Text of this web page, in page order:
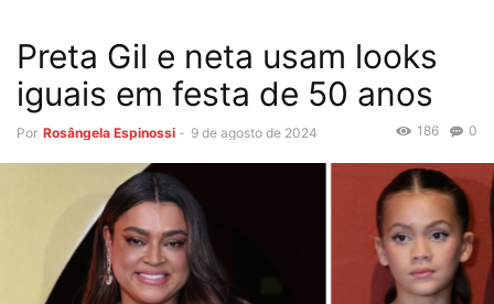
Preta Gil e neta usam looks
iguais em festa de 50 anos
Por Rosângela Espinossi - 9 de agosto de 2024 0
186